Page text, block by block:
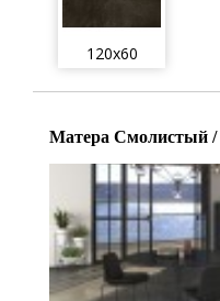
120x60
Матера Смолистый /